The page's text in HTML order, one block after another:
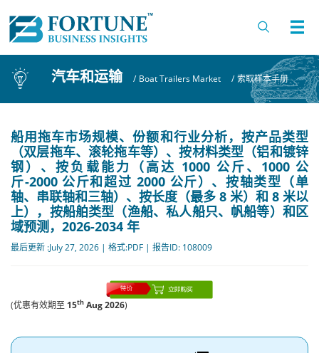
汽车和运输 / Boat Trailers Market / 索取样本手册
船用拖车市场规模、份额和行业分析，按产品类型
（双层拖车、滚轮拖车等）、按材料类型（铝和镀锌
钢）、按负载能力（高达 1000 公斤、1000 公
斤-2000 公斤和超过 2000 公斤）、按轴类型（单
轴、串联轴和三轴）、按长度（最多 8 米）和 8 米以
上），按船舶类型（渔船、私人船只、帆船等）和区
域预测，2026-2034 年
最后更新 :July 27, 2026 | 格式:PDF | 报告ID: 108009
(优惠有效期至 15th Aug 2026)